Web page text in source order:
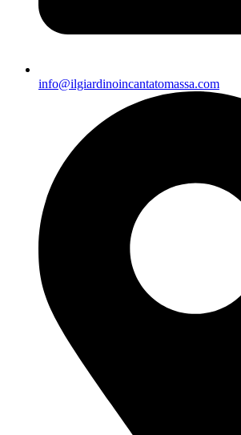
info@ilgiardinoincantatomassa.com